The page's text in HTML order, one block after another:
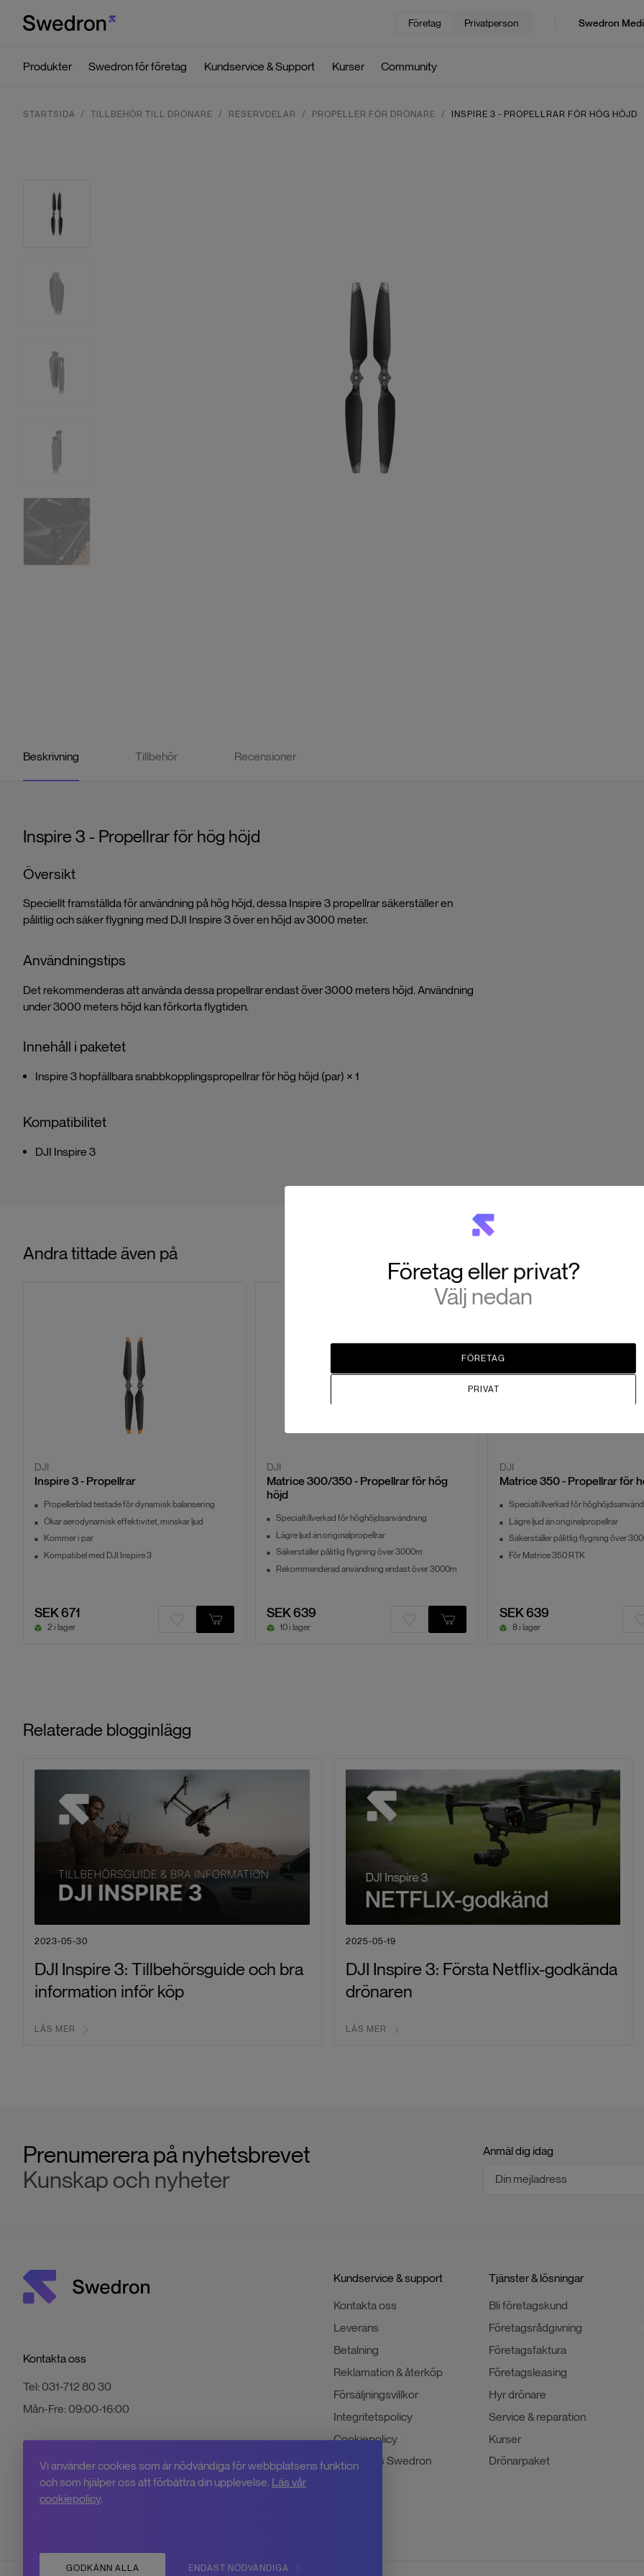
Företag Privatperson Swedron
Produkter Swedron för företag Kundservice & Support Kurser Community
STARTSIDA TILLBEHÖR TILL DRÖNARE RESERVDELAR PROPELLER FÖR DRÖNARE INSPIRE 3 - PROPELLRAR FÖR HÖG HÖJD
Beskrivning Tillbehör Recensioner
Inspire 3 - Propellrar för hög höjd
Översikt
Speciellt framställda för användning på hög höjd, dessa Inspire 3 propellrar säkerställer en
pålitlig och säker flygning med DJI Inspire 3 över en höjd av 3000 meter.
Användningstips
Det rekommenderas att använda dessa propellrar endast över 3000 meters höjd. Användning
under 3000 meters höjd kan förkorta flygtiden.
Innehåll i paketet
Inspire 3 hopfällbara snabbkopplingspropellrar för hög höjd (par) × 1
Kompatibilitet
DJI Inspire 3
Andra tittade även på
DJI
Inspire 3 - Propellrar
Propellerblad testade för dynamisk balansering
Ökar aerodynamisk effektivitet, minskar ljud
Kommer i par
Kompatibel med DJI Inspire 3
SEK 671
2 i lager
DJI
Matrice 300/350 - Propellrar för hög
höjd
Specialtillverkad för höghöjdsanvändning
Lägre ljud än originalpropellrar
Säkerställer pålitlig flygning över 3000m
Rekommenderad användning endast över 3000m
SEK 639
10 i lager
DJI
Matrice 350 - Propellrar för
Specialtillverkad för
Lägre ljud än originalpropellrar
Säkerställer pålitlig flygning över
För Matrice 350 RTK
SEK 639
8 i lager
Relaterade blogginlägg
2023-05-30
DJI Inspire 3: Tillbehörsguide och bra
information inför köp
LÄS MER
2025-05-19
DJI Inspire 3: Första Netflix-godkända
drönaren
LÄS MER
Företag eller privat?
Välj nedan
FÖRETAG
PRIVAT
Prenumerera på nyhetsbrevet
Kunskap och nyheter
Anmäl dig idag
Kontakta oss
Tel:031-712 80 30
Mån-Fre:09:00-16:00
Kundservice & support
Kontakta oss
Leverans
Betalning
Reklamation & återköp
Försäljningsvillkor
Integritetspolicy
Cookiepolicy
Jobba hos Swedron
Tjänster & lösningar
Bli företagskund
Företagsrådgivning
Företagsfaktura
Företagsleasing
Hyr drönare
Service & reparation
Kurser
Drönarpaket
Vi använder cookies som är nödvändiga för webbplatsens funktion
och som hjälper oss att förbättra din upplevelse. Läs vår
cookiepolicy.
GODKÄNN ALLA ENDAST NÖDVÄNDIGA